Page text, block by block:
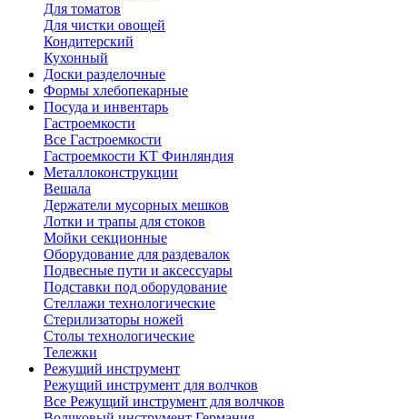
Для томатов
Для чистки овощей
Кондитерский
Кухонный
Доски разделочные
Формы хлебопекарные
Посуда и инвентарь
Гастроемкости
Все Гастроемкости
Гастроемкости КТ Финляндия
Металлоконструкции
Вешала
Держатели мусорных мешков
Лотки и трапы для стоков
Мойки секционные
Оборудование для раздевалок
Подвесные пути и аксессуары
Подставки под оборудование
Стеллажи технологические
Стерилизаторы ножей
Столы технологические
Тележки
Режущий инструмент
Режущий инструмент для волчков
Все Режущий инструмент для волчков